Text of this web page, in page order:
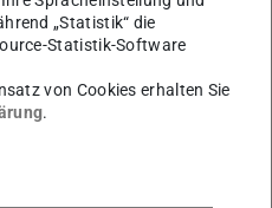
erfordert auch auf dem
Reduzierung des
„Statistik“ die
Statistik-Software
von Cookies erhalten Sie
.